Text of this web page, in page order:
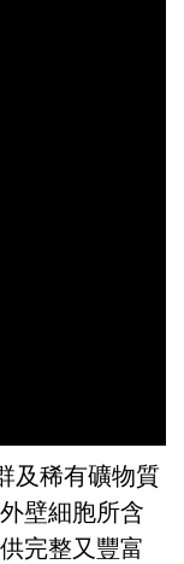
及稀有礦物質
壁細胞所含
完整又豐富